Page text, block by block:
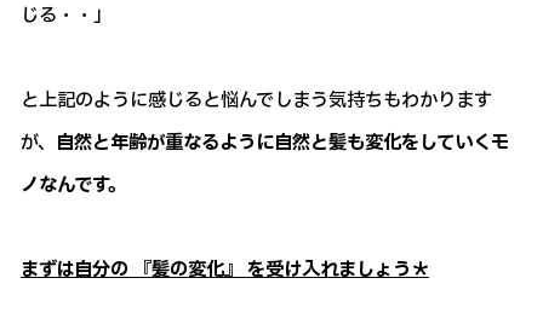
じる・・」
と上記のように感じると悩んでしまう気持ちもわかります
が、 自然と年齢が重なるように自然と髪も変化をしていくモ
ノなんです。
まずは自分の 『髪の変化』 を受け入れましょう＊